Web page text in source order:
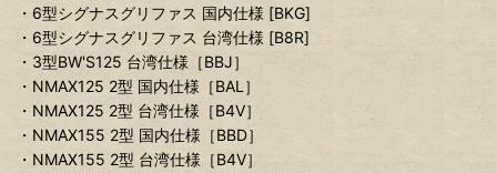
・6型シグナスグリファス 国内仕様 [BKG]
・6型シグナスグリファス 台湾仕様 [B8R]
・3型BW'S125 台湾仕様［BBJ］
・NMAX125 2型 国内仕様［BAL］
・NMAX125 2型 台湾仕様［B4V］
・NMAX155 2型 国内仕様［BBD］
・NMAX155 2型 台湾仕様［B4V］